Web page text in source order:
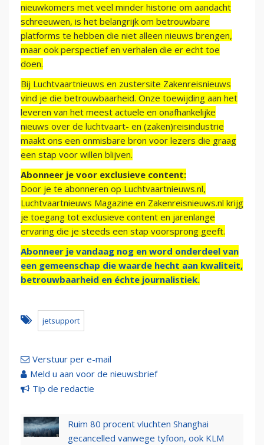
nieuwkomers met veel minder historie om aandacht
schreeuwen, is het belangrijk om betrouwbare
platforms te hebben die niet alleen nieuws brengen,
maar ook perspectief en verhalen die er echt toe
doen.
Bij Luchtvaartnieuws en zustersite Zakenreisnieuws
vind je die betrouwbaarheid. Onze toewijding aan het
leveren van het meest actuele en onafhankelijke
nieuws over de luchtvaart- en (zaken)reisindustrie
maakt ons een onmisbare bron voor lezers die graag
een stap voor willen blijven.
Abonneer je voor exclusieve content:
Door je te abonneren op Luchtvaartnieuws.nl,
Luchtvaartnieuws Magazine en Zakenreisnieuws.nl krijg
je toegang tot exclusieve content en jarenlange
ervaring die je steeds een stap voorsprong geeft.
Abonneer je vandaag nog en word onderdeel van
een gemeenschap die waarde hecht aan kwaliteit,
betrouwbaarheid en échte journalistiek.
jetsupport
Verstuur per e-mail
Meld u aan voor de nieuwsbrief
Tip de redactie
Ruim 80 procent vluchten Shanghai
gecancelled vanwege tyfoon, ook KLM